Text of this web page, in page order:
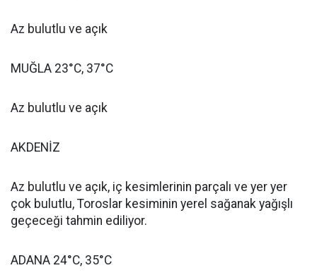
Az bulutlu ve açık
MUĞLA 23°C, 37°C
Az bulutlu ve açık
AKDENİZ
Az bulutlu ve açık, iç kesimlerinin parçalı ve yer yer
çok bulutlu, Toroslar kesiminin yerel sağanak yağışlı
geçeceği tahmin ediliyor.
ADANA 24°C, 35°C